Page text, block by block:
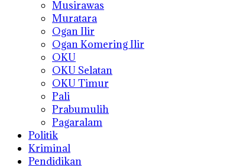
Musirawas
Muratara
Ogan Ilir
Ogan Komering Ilir
OKU
OKU Selatan
OKU Timur
Pali
Prabumulih
Pagaralam
Politik
Kriminal
Pendidikan